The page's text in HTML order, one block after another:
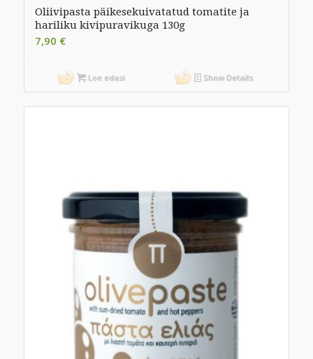
Oliivipasta päikesekuivatatud tomatite ja
hariliku kivipuravikuga 130g
7,90 €
Loe edasi Show Details